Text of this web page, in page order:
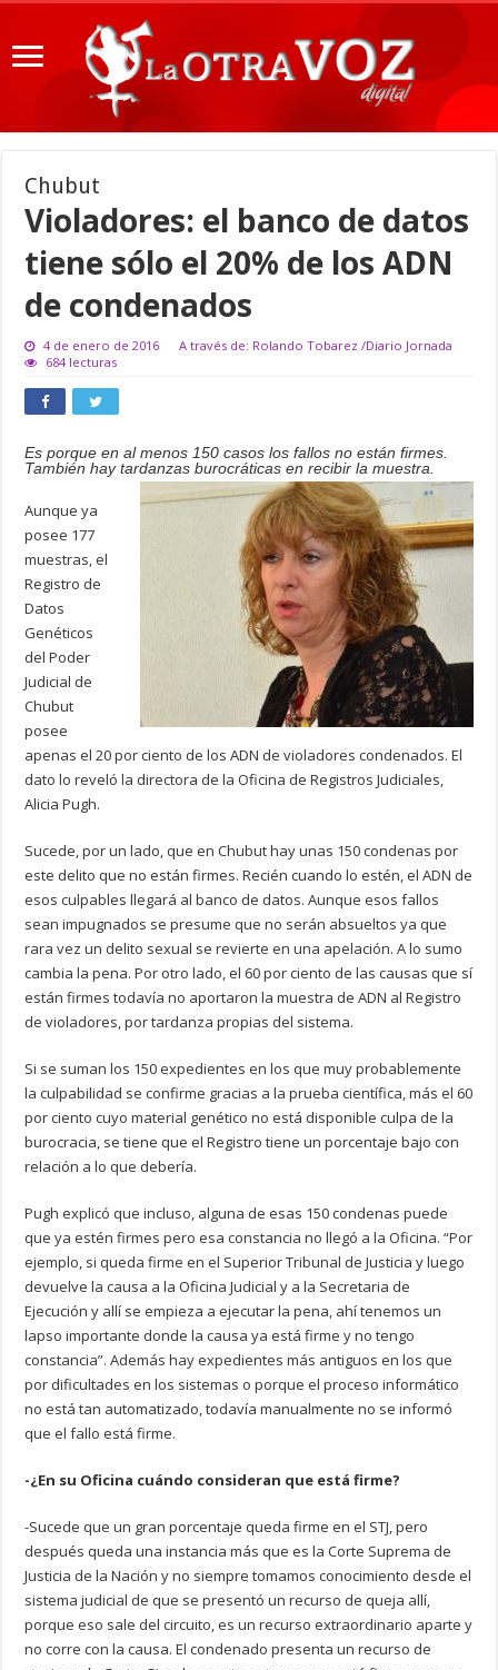
Chubut
Violadores: el banco de datos
tiene sólo el 20% de los ADN
de condenados
4 de enero de 2016
A través de: Rolando Tobarez /Diario Jornada
684 lecturas
Es porque en al menos 150 casos los fallos no están firmes.
También hay tardanzas burocráticas en recibir la muestra.
Aunque ya
posee 177
muestras, el
Registro de
Datos
Genéticos
del Poder
Judicial de
Chubut
posee
apenas el 20 por ciento de los ADN de violadores condenados. El
dato lo reveló la directora de la Oficina de Registros Judiciales,
Alicia Pugh.
Sucede, por un lado, que en Chubut hay unas 150 condenas por
este delito que no están firmes. Recién cuando lo estén, el ADN de
esos culpables llegará al banco de datos. Aunque esos fallos
sean impugnados se presume que no serán absueltos ya que
rara vez un delito sexual se revierte en una apelación. A lo sumo
cambia la pena. Por otro lado, el 60 por ciento de las causas que sí
están firmes todavía no aportaron la muestra de ADN al Registro
de violadores, por tardanza propias del sistema.
Si se suman los 150 expedientes en los que muy probablemente
la culpabilidad se confirme gracias a la prueba científica, más el 60
por ciento cuyo material genético no está disponible culpa de la
burocracia, se tiene que el Registro tiene un porcentaje bajo con
relación a lo que debería.
Pugh explicó que incluso, alguna de esas 150 condenas puede
que ya estén firmes pero esa constancia no llegó a la Oficina. “Por
ejemplo, si queda firme en el Superior Tribunal de Justicia y luego
devuelve la causa a la Oficina Judicial y a la Secretaria de
Ejecución y allí se empieza a ejecutar la pena, ahí tenemos un
lapso importante donde la causa ya está firme y no tengo
constancia”. Además hay expedientes más antiguos en los que
por dificultades en los sistemas o porque el proceso informático
no está tan automatizado, todavía manualmente no se informó
que el fallo está firme.
-¿En su Oficina cuándo consideran que está firme?
-Sucede que un gran porcentaje queda firme en el STJ, pero
después queda una instancia más que es la Corte Suprema de
Justicia de la Nación y no siempre tomamos conocimiento desde el
sistema judicial de que se presentó un recurso de queja allí,
porque eso sale del circuito, es un recurso extraordinario aparte y
no corre con la causa. El condenado presenta un recurso de